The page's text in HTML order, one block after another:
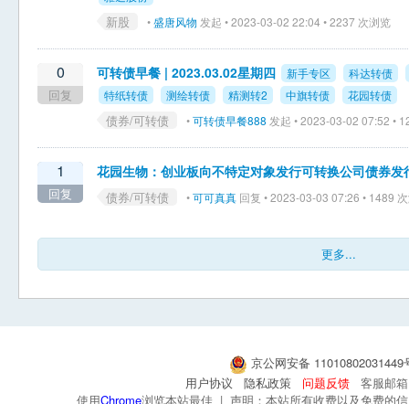
新股 •盛唐风物 发起 • 2023-03-02 22:04 • 2237 次浏览
0
回复
可转债早餐 | 2023.03.02星期四 新手专区
科达转债
特纸转债
测绘转债 精测转2 中旗转债 花园转债
债券/可转债 •可转债早餐888 发起 • 2023-03-02 07:52 •
1
回复
花园生物：创业板向不特定对象发行可转换公司债券发
债券/可转债 •可可真真 回复 • 2023-03-03 07:26 • 1489
更多...
京公网安备
用户协议
隐私政策 问题反馈
客服邮
使用Chrome浏览本站最佳 | 声明：本站所有收费以及免费的